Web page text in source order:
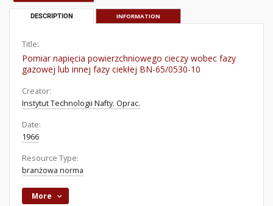
DESCRIPTION INFORMATION
Title:
Pomiar napięcia powierzchniowego cieczy wobec fazy
gazowej lub innej fazy ciekłej BN-65/0530-10
Creator:
Instytut Technologii Nafty. Oprac.
Date:
1966
Resource Type:
branżowa norma
More